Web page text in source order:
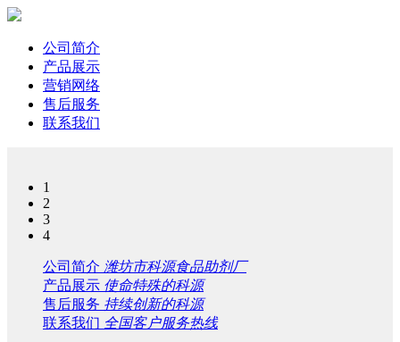
公司简介
产品展示
营销网络
售后服务
联系我们
1
2
3
4
公司简介 潍坊市科源食品助剂厂
产品展示 使命特殊的科源
售后服务 持续创新的科源
联系我们 全国客户服务热线